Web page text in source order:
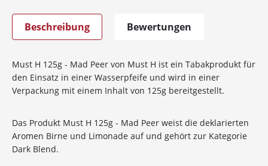
Beschreibung Bewertungen
Must H 125g - Mad Peer von Must H ist ein Tabakprodukt für
den Einsatz in einer Wasserpfeife und wird in einer
Verpackung mit einem Inhalt von 125g bereitgestellt.
Das Produkt Must H 125g - Mad Peer weist die deklarierten
Aromen Birne und Limonade auf und gehört zur Kategorie
Dark Blend.